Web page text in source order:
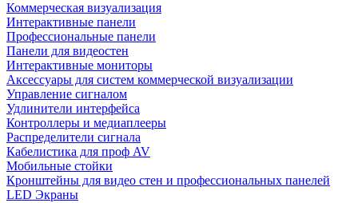
Коммерческая визуализация
Интерактивные панели
Профессиональные панели
Панели для видеостен
Интерактивные мониторы
Аксессуары для систем коммерческой визуализации
Управление сигналом
Удлинители интерфейса
Контроллеры и медиаплееры
Распределители сигнала
Кабелистика для проф AV
Мобильные стойки
Кронштейны для видео стен и профессиональных панелей
LED Экраны